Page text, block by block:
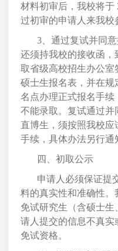
材料初审后，我校将于
过初审的申请人来我校
3、通过复试并同
还须持我校的接收函，
取省级高校招生办公
硕士生报名表，并在规
名点办理正式报名手续
不能录取。复试通过
直博生，须按照我校
手续，具体办法另行通
四、初取公示
申请人必须保证提
料的真实性和准确性
免试研究生（含硕士生
请人提交的信息不真实
免试资格。